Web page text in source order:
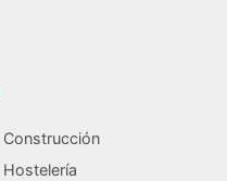
Construcción
Hostelería